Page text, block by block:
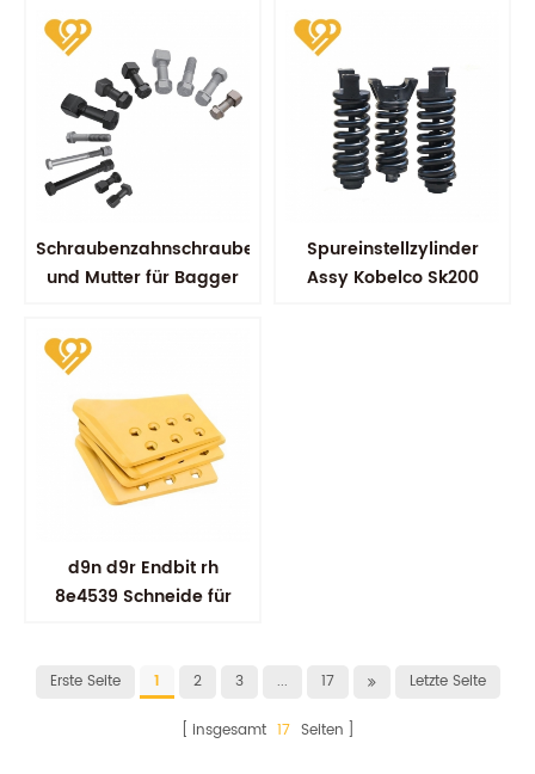
Ersatzverschleißteile
Schraubenzahnschraube
und Mutter für Bagger
Spureinstellzylinder
Assy Kobelco Sk200
d9n d9r Endbit rh
8e4539 Schneide für
Erste Seite 1 2 3 ... 17 Letzte Seite
insgesamt 17 Seiten